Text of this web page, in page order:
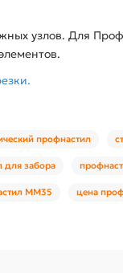
узлов. Для
профнастил
для забора
ММ35 цена